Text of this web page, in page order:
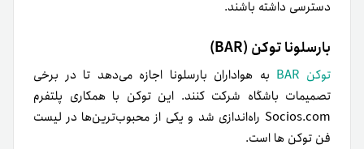
دسترسی داشته باشند.
بارسلونا توکن (BAR)
توکن BAR
به هواداران بارسلونا اجازه می‌دهد تا در برخی
تصمیمات باشگاه شرکت کنند. این توکن با همکاری پلتفرم
Socios.com راه‌اندازی شد و یکی از محبوب‌ترین‌ها در لیست
فن توکن ها است.